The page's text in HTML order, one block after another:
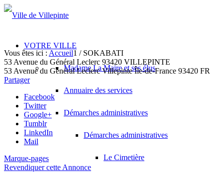
VOTRE VILLE
Madame La Maire et ses élus
Annuaire des services
Démarches administratives
Démarches administratives
Le Cimetière
Vous êtes ici : Accueil1 / SOKABATI
53 Avenue du Général Leclerc 93420 VILLEPINTE
53 Avenue du Général Leclerc Villepinte Île-de-France 93420 FR
Partager
Facebook
Twitter
Google+
Tumblr
LinkedIn
Mail
Marque-pages
Revendiquer cette Annonce